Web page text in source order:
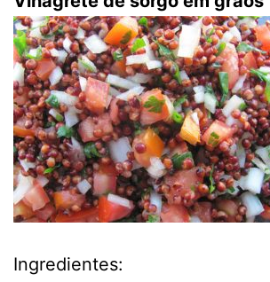
Ingredientes: